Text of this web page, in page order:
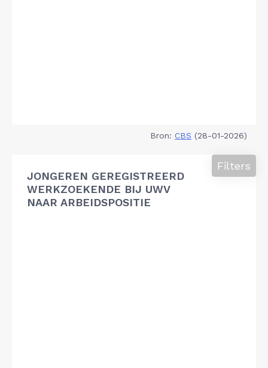
Bron: CBS (28-01-2026)
JONGEREN GEREGISTREERD
WERKZOEKENDE BIJ UWV
NAAR ARBEIDSPOSITIE
Filters